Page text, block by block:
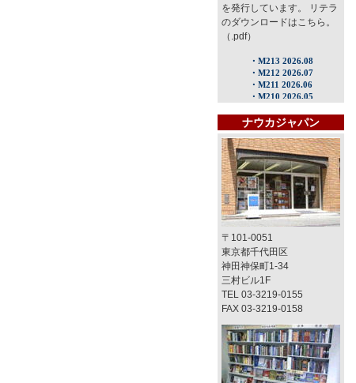
を発行しています。 リテラ
のダウンロードはこちら。
（.pdf）
ナウカジャパン
〒101-0051
東京都千代田区
神田神保町1-34
三村ビル1F
TEL 03-3219-0155
FAX 03-3219-0158